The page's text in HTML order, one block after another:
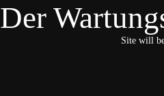
Der
Site will